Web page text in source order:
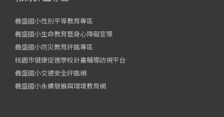
義盛國小性別平等教育專區
義盛國小生命教育暨身心障礙宣導
義盛國小防災教育評鑑專區
桃園市健康促進學校計畫輔導訪視平台
義盛國小交通安全評鑑網
義盛國小永續發展與環境教育網